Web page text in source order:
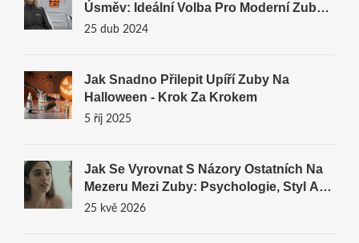
Úsměv: Ideální Volba Pro Moderní Zubní
Estetiku
25 dub 2024
Jak Snadno Přilepit Upíří Zuby Na
Halloween - Krok Za Krokem
5 říj 2025
Jak Se Vyrovnat S Názory Ostatních Na
Mezeru Mezi Zuby: Psychologie, Styl A
Řešení
25 kvě 2026